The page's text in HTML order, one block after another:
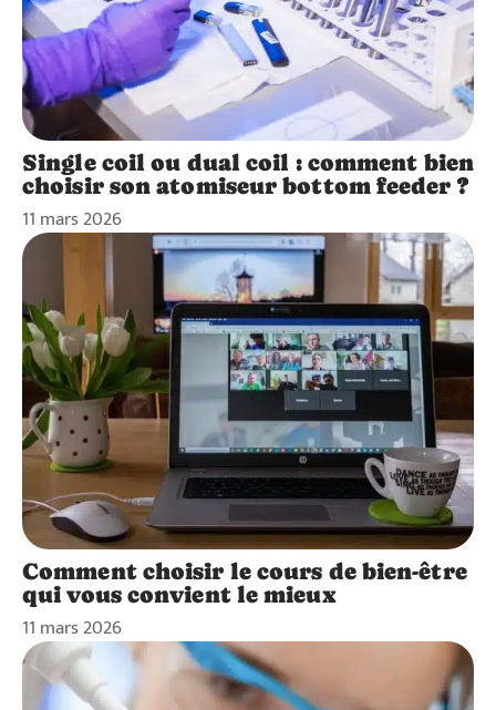
Single coil ou dual coil : comment bien
choisir son atomiseur bottom feeder ?
11 mars 2026
Comment choisir le cours de bien-être
qui vous convient le mieux
11 mars 2026